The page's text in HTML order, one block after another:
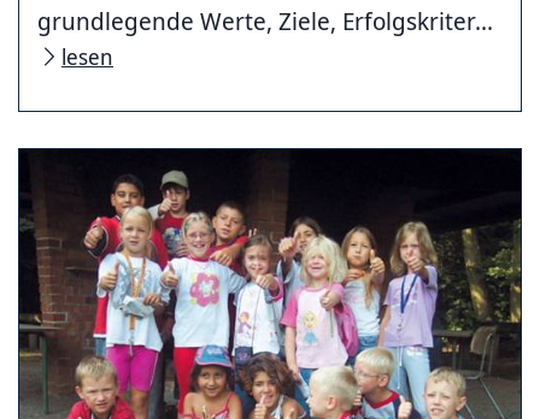
grundlegende Werte, Ziele, Erfolgskriter...
lesen